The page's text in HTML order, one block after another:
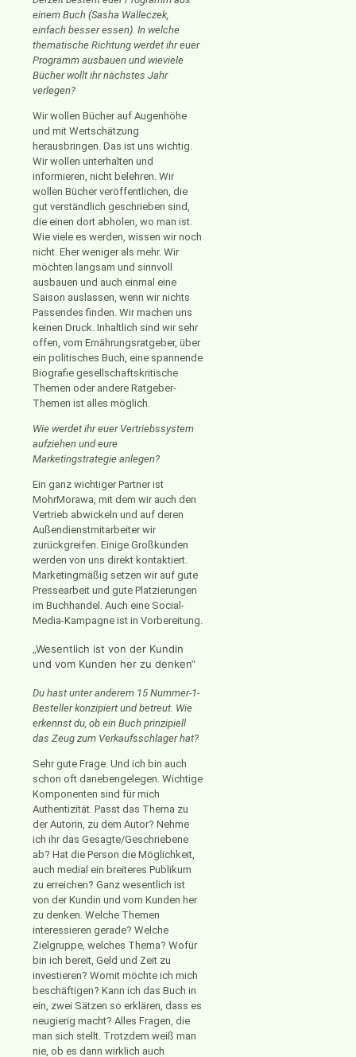
einem Buch (Sasha Walleczek,
einfach besser essen). In welche
thematische Richtung werdet ihr euer
Programm ausbauen und wieviele
Bücher wollt ihr nächstes Jahr
verlegen?
Wir wollen Bücher auf Augenhöhe
und mit Wertschätzung
herausbringen. Das ist uns wichtig.
Wir wollen unterhalten und
informieren, nicht belehren. Wir
wollen Bücher veröffentlichen, die
gut verständlich geschrieben sind,
die einen dort abholen, wo man ist.
Wie viele es werden, wissen wir noch
nicht. Eher weniger als mehr. Wir
möchten langsam und sinnvoll
ausbauen und auch einmal eine
Saison auslassen, wenn wir nichts
Passendes finden. Wir machen uns
keinen Druck. Inhaltlich sind wir sehr
offen, vom Ernährungsratgeber, über
ein politisches Buch, eine spannende
Biografie gesellschaftskritische
Themen oder andere Ratgeber-
Themen ist alles möglich.
Wie werdet ihr euer Vertriebssystem
aufziehen und eure
Marketingstrategie anlegen?
Ein ganz wichtiger Partner ist
MohrMorawa, mit dem wir auch den
Vertrieb abwickeln und auf deren
Außendienstmitarbeiter wir
zurückgreifen. Einige Großkunden
werden von uns direkt kontaktiert.
Marketingmäßig setzen wir auf gute
Pressearbeit und gute Platzierungen
im Buchhandel. Auch eine Social-
Media-Kampagne ist in Vorbereitung.
„Wesentlich ist von der Kundin
und vom Kunden her zu denken“
Du hast unter anderem 15 Nummer-1-
Besteller konzipiert und betreut. Wie
erkennst du, ob ein Buch prinzipiell
das Zeug zum Verkaufsschlager hat?
Sehr gute Frage. Und ich bin auch
schon oft danebengelegen. Wichtige
Komponenten sind für mich
Authentizität. Passt das Thema zu
der Autorin, zu dem Autor? Nehme
ich ihr das Gesagte/Geschriebene
ab? Hat die Person die Möglichkeit,
auch medial ein breiteres Publikum
zu erreichen? Ganz wesentlich ist
von der Kundin und vom Kunden her
zu denken. Welche Themen
interessieren gerade? Welche
Zielgruppe, welches Thema? Wofür
bin ich bereit, Geld und Zeit zu
investieren? Womit möchte ich mich
beschäftigen? Kann ich das Buch in
ein, zwei Sätzen so erklären, dass es
neugierig macht? Alles Fragen, die
man sich stellt. Trotzdem weiß man
nie, ob es dann wirklich auch